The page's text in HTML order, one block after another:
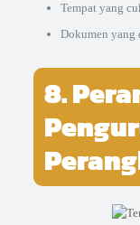
Tempat yang
Dokumen yang
8.